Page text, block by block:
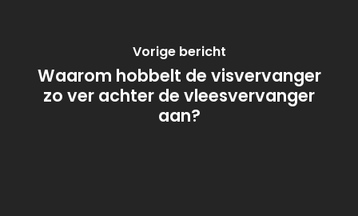
Vorige bericht
Waarom hobbelt de visvervanger
zo ver achter de vleesvervanger
aan?